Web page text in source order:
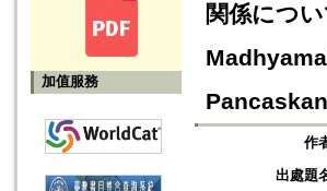
加值服務
関係につ
作
出處題